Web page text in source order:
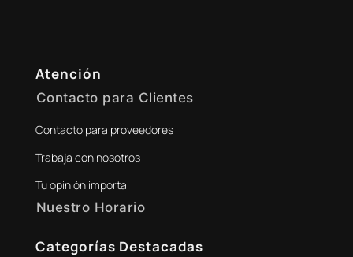
Atención
Contacto para Clientes
+51 941 525 454
digital@zamtsu.com
Contacto para proveedores
Trabaja con nosotros
Tu opinión importa
Nuestro Horario
Lunes a Viernes de 8:30 a.m. - 6:00 p.m.
Categorías Destacadas